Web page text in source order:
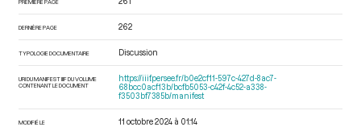
DERNIÈRE PAGE 262
TYPOLOGIE DOCUMENTAIRE Discussion
URI DU MANIFEST IIIF DU VOLUME
CONTENANT LE DOCUMENT
https://iiif.persee.fr/b0e2cf11-597c-427d-8ac7-
68bcc0acf13b/bcfb5053-c42f-4c52-a338-
f3503bf7385b/manifest
MODIFIÉ LE 11 octobre 2024 à 01:14